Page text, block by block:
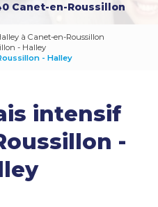
Canet-en-Roussillon
à Canet-en-Roussillon
- Halley
- Halley
intensif
-